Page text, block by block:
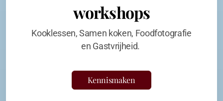
workshops
Kooklessen, Samen koken, Foodfotografie
en Gastvrijheid.
Kennismaken